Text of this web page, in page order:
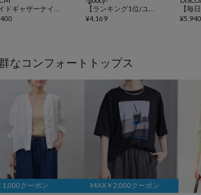
¥4,169 ¥
なコンフォートトップス
1,000クーポン MAX￥2,000クーポン